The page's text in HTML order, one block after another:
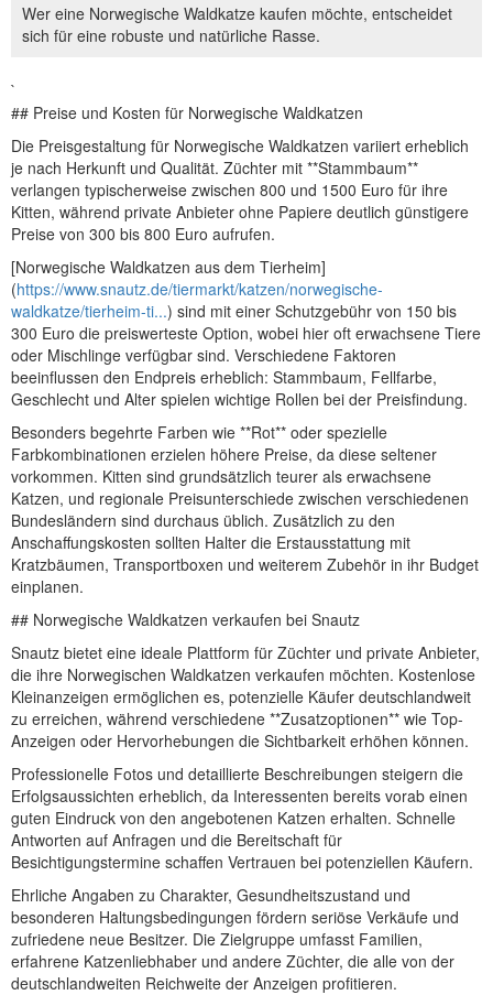
Wer eine Norwegische Waldkatze kaufen möchte, entscheidet
sich für eine robuste und natürliche Rasse.
`
## Preise und Kosten für Norwegische Waldkatzen
Die Preisgestaltung für Norwegische Waldkatzen variiert erheblich
je nach Herkunft und Qualität. Züchter mit **Stammbaum**
verlangen typischerweise zwischen 800 und 1500 Euro für ihre
Kitten, während private Anbieter ohne Papiere deutlich günstigere
Preise von 300 bis 800 Euro aufrufen.
[Norwegische Waldkatzen aus dem Tierheim]
(https://www.snautz.de/tiermarkt/katzen/norwegische-
waldkatze/tierheim-ti...) sind mit einer Schutzgebühr von 150 bis
300 Euro die preiswerteste Option, wobei hier oft erwachsene Tiere
oder Mischlinge verfügbar sind. Verschiedene Faktoren
beeinflussen den Endpreis erheblich: Stammbaum, Fellfarbe,
Geschlecht und Alter spielen wichtige Rollen bei der Preisfindung.
Besonders begehrte Farben wie **Rot** oder spezielle
Farbkombinationen erzielen höhere Preise, da diese seltener
vorkommen. Kitten sind grundsätzlich teurer als erwachsene
Katzen, und regionale Preisunterschiede zwischen verschiedenen
Bundesländern sind durchaus üblich. Zusätzlich zu den
Anschaffungskosten sollten Halter die Erstausstattung mit
Kratzbäumen, Transportboxen und weiterem Zubehör in ihr Budget
einplanen.
## Norwegische Waldkatzen verkaufen bei Snautz
Snautz bietet eine ideale Plattform für Züchter und private Anbieter,
die ihre Norwegischen Waldkatzen verkaufen möchten. Kostenlose
Kleinanzeigen ermöglichen es, potenzielle Käufer deutschlandweit
zu erreichen, während verschiedene **Zusatzoptionen** wie Top-
Anzeigen oder Hervorhebungen die Sichtbarkeit erhöhen können.
Professionelle Fotos und detaillierte Beschreibungen steigern die
Erfolgsaussichten erheblich, da Interessenten bereits vorab einen
guten Eindruck von den angebotenen Katzen erhalten. Schnelle
Antworten auf Anfragen und die Bereitschaft für
Besichtigungstermine schaffen Vertrauen bei potenziellen Käufern.
Ehrliche Angaben zu Charakter, Gesundheitszustand und
besonderen Haltungsbedingungen fördern seriöse Verkäufe und
zufriedene neue Besitzer. Die Zielgruppe umfasst Familien,
erfahrene Katzenliebhaber und andere Züchter, die alle von der
deutschlandweiten Reichweite der Anzeigen profitieren.